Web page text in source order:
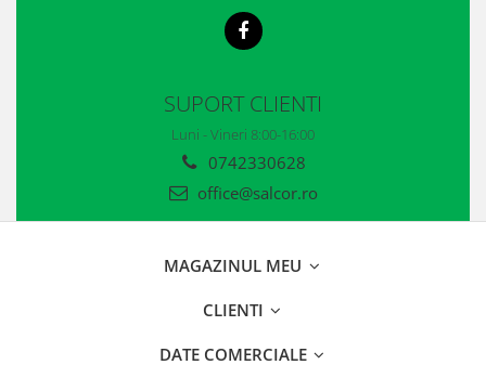
SUPORT CLIENTI
Luni - Vineri 8:00-16:00
0742330628
office@salcor.ro
MAGAZINUL MEU
CLIENTI
DATE COMERCIALE